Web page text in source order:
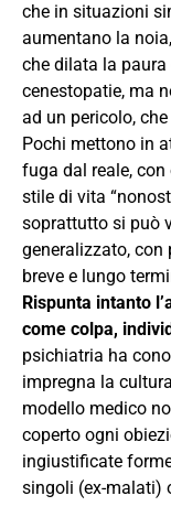
che in situazioni
aumentano la
che dilata la paura
cenestopatie, ma
ad un pericolo,
Pochi mettono in
fuga dal reale,
stile di vita
soprattutto si può
generalizzato,
breve e lungo
Rispunta intanto
come colpa,
psichiatria ha
impregna la
modello medico
coperto ogni
ingiustificate
singoli (ex-malati)